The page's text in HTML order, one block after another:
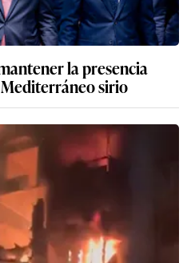
la presencia
Mediterráneo sirio